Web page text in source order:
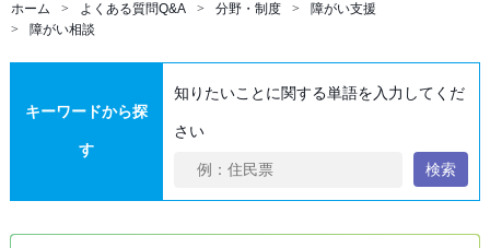
ホーム よくある質問Q&A 分野・制度
障がい支援
障がい相談
キーワードから探
す
知りたいことに関する単語を入力してくだ
さい
検索